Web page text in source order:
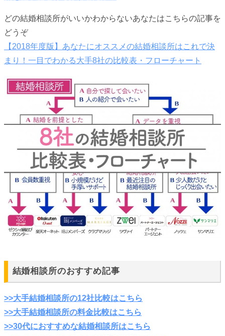
どの結婚相談所がいいかわからないあなたはこちらの記事を
どうぞ
【2018年度版】あなたにオススメの結婚相談所はこれで決
まり！一目でわかる大手8社の比較表・フローチャート
結婚相談所のおすすめ記事
>>大手結婚相談所の12社比較はこちら
>>大手結婚相談所の料金比較はこちら
>>30代におすすめな結婚相談所はこちら